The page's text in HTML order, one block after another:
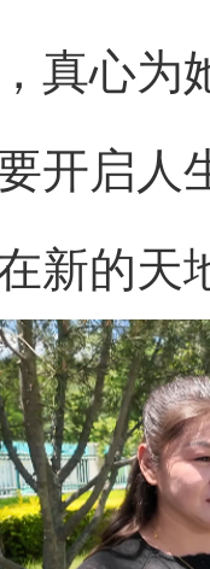
真心为
开启人
新的天